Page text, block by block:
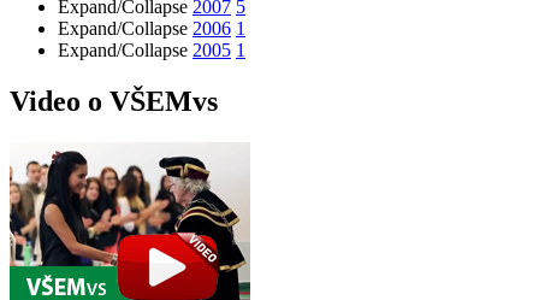
Expand/Collapse 2007 5
Expand/Collapse 2006 1
Expand/Collapse 2005 1
Video o VŠEMvs